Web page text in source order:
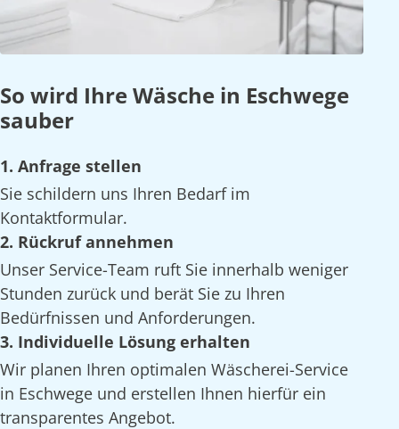
So wird Ihre Wäsche in Eschwege
sauber
1. Anfrage stellen
Sie schildern uns Ihren Bedarf im
Kontaktformular.
2. Rückruf annehmen
Unser Service-Team ruft Sie innerhalb weniger
Stunden zurück und berät Sie zu Ihren
Bedürfnissen und Anforderungen.
3. Individuelle Lösung erhalten
Wir planen Ihren optimalen Wäscherei-Service
in Eschwege und erstellen Ihnen hierfür ein
transparentes Angebot.